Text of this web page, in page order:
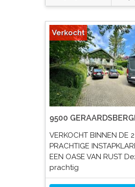
Verkocht
9500
VERKOCHT BINNEN DE
PRACHTIGE
EEN OASE VAN RUST
prachtig